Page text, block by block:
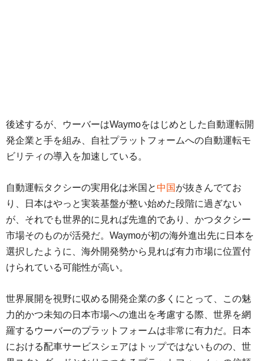
後述するが、ウーバーはWaymoをはじめとした自動運転開
発企業と手を組み、自社プラットフォームへの自動運転モ
ビリティの導入を加速している。
自動運転タクシーの実用化は米国と中国 が抜きんでてお
り、日本はやっと実装基盤が整い始めた段階に過ぎない
が、それでも世界的に見れば先進的であり、かつタクシー
市場そのものが活発だ。Waymoが初の海外進出先に日本を
選択したように、海外開発勢から見れば有力市場に位置付
けられている可能性が高い。
世界展開を視野に収める開発企業の多くにとって、この魅
力的かつ未知の日本市場への進出を考慮する際、世界を網
羅するウーバーのプラットフォームは非常に有力だ。日本
における配車サービスシェアはトップではないものの、世